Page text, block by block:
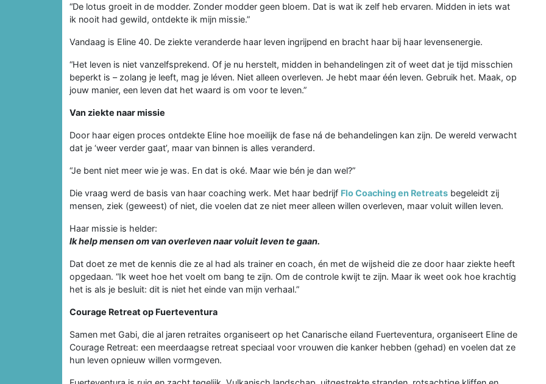
“De lotus groeit in de modder. Zonder modder geen bloem. Dat is wat ik zelf heb ervaren. Midden in iets wat
ik nooit had gewild, ontdekte ik mijn missie.”
Vandaag is Eline 40. De ziekte veranderde haar leven ingrijpend en bracht haar bij haar levensenergie.
“Het leven is niet vanzelfsprekend. Of je nu herstelt, midden in behandelingen zit of weet dat je tijd misschien
beperkt is – zolang je leeft, mag je léven. Niet alleen overleven. Je hebt maar één leven. Gebruik het. Maak, op
jouw manier, een leven dat het waard is om voor te leven.”
Van ziekte naar missie
Door haar eigen proces ontdekte Eline hoe moeilijk de fase ná de behandelingen kan zijn. De wereld verwacht
dat je ‘weer verder gaat’, maar van binnen is alles veranderd.
“Je bent niet meer wie je was. En dat is oké. Maar wie bén je dan wel?”
Die vraag werd de basis van haar coaching werk. Met haar bedrijf Flo Coaching en Retreats begeleidt zij
mensen, ziek (geweest) of niet, die voelen dat ze niet meer alleen willen overleven, maar voluit willen leven.
Haar missie is helder:
Ik help mensen om van overleven naar voluit leven te gaan.
Dat doet ze met de kennis die ze al had als trainer en coach, én met de wijsheid die ze door haar ziekte heeft
opgedaan. “Ik weet hoe het voelt om bang te zijn. Om de controle kwijt te zijn. Maar ik weet ook hoe krachtig
het is als je besluit: dit is niet het einde van mijn verhaal.”
Courage Retreat op Fuerteventura
Samen met Gabi, die al jaren retraites organiseert op het Canarische eiland Fuerteventura, organiseert Eline de
Courage Retreat: een meerdaagse retreat speciaal voor vrouwen die kanker hebben (gehad) en voelen dat ze
hun leven opnieuw willen vormgeven.